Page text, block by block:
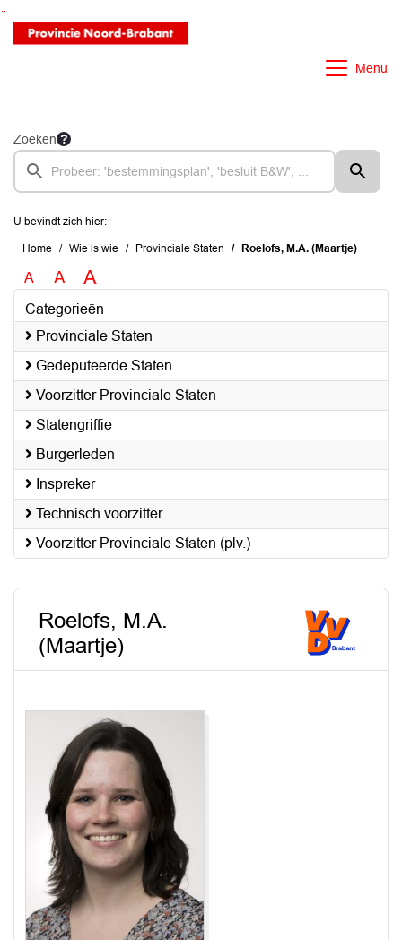
Ga naar de inhoud van deze pagina
Ga naar het zoeken
Ga naar het menu
Menu
Zoeken
U bevindt zich hier:
Home Wie is wie Provinciale Staten Roelofs, M.A. (Maartje)
A A A
Categorieën
Provinciale Staten
Gedeputeerde Staten
Voorzitter Provinciale Staten
Statengriffie
Burgerleden
Inspreker
Technisch voorzitter
Voorzitter Provinciale Staten (plv.)
Roelofs, M.A.
(Maartje)